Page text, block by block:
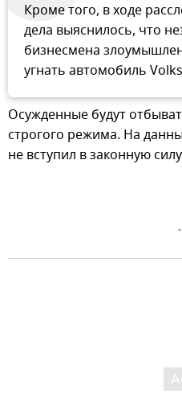
Кроме того, в ходе
дела выяснилось, что
бизнесмена
угнать автомобиль
Осужденные будут
строгого режима. На
не вступил в законную